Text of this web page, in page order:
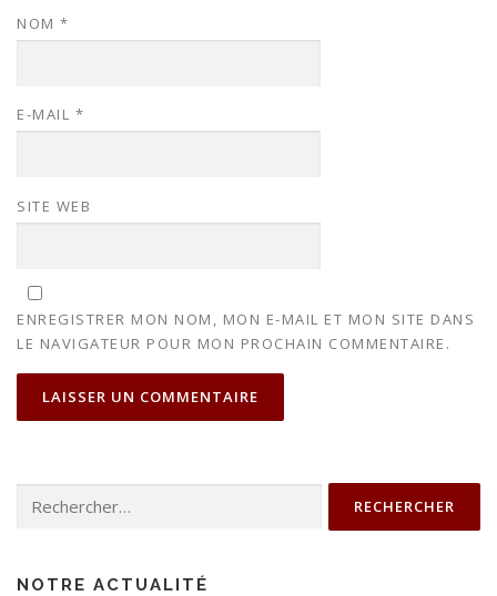
NOM *
E-MAIL *
SITE WEB
ENREGISTRER MON NOM, MON E-MAIL ET MON SITE DANS
LE NAVIGATEUR POUR MON PROCHAIN COMMENTAIRE.
NOTRE ACTUALITÉ